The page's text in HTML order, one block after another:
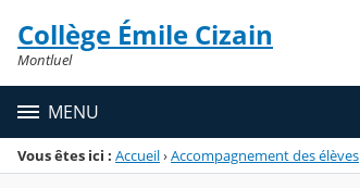
Menu de la rubrique
Contenu
Collège Émile Cizain
Montluel
MENU
Vous êtes ici : Accueil›Accompagnement des élèves